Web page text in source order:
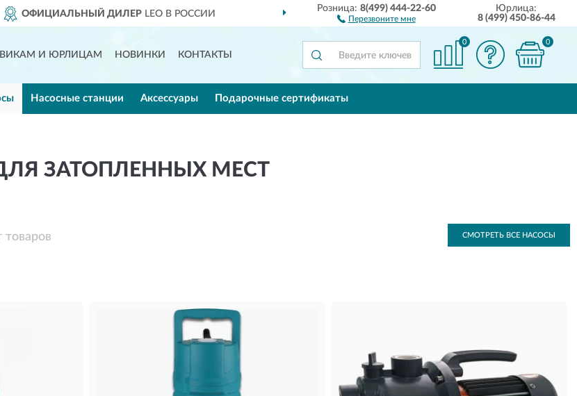
LEO В РОССИИ ДОСТАВИМПО ВСЕЙ РОССИИ
Розница: 8(499) 444-22-60
Перезвоните мне
Юрлица:
8 (499) 450-86-44
И ЮРЛИЦАМ НОВИНКИ КОНТАКТЫ
0 0
Насосные станции Аксессуары Подарочные сертификаты
ЗАТОПЛЕННЫХ МЕСТ
товаров СМОТРЕТЬ ВСЕ НАСОСЫ